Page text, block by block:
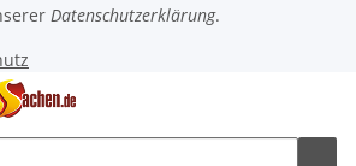
Datenschutzerklärung.